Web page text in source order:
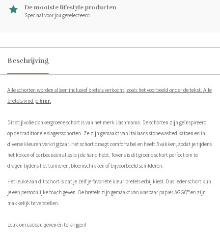
De mooiste lifestyle producten
Speciaal voor jou geselecteerd
Beschrijving
Alle schorten worden alleen inclusief bretels verkocht, zoals het voorbeeld onder de tekst. Alle
bretels vind je hier.
Dit stijlvolle donkergroene schort is van het merk Uashmama. De schorten zijn geïnspireerd
op de traditionele slagersschorten. Ze zijn gemaakt van Italiaans stonewashed katoen en in
diverse kleuren verkrijgbaar. Het schort draagt comfortabel en heeft 3 vakken, zodat je tijdens
het koken of barbecueën alles bij de hand hebt. Tevens is dit groene schort perfect om te
dragen tijdens het tuinieren, bloemschikken of bijvoorbeeld schilderen.
Het leuke aan dit schort is dat je zelf je favoriete kleur bretels erbij kiest. Dus ieder schort kun
je een persoonlijke touch geven. De bretels zijn gemaakt van wasbaar papier AGGO® en zijn
makkelijk te verstellen.
Leuk om cadeau geven én te krijgen!